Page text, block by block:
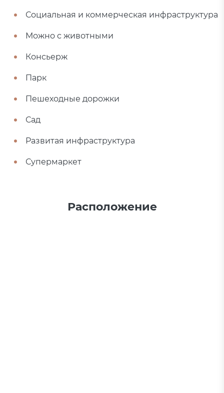
Социальная и коммерческая инфраструктура
Можно с животными
Консьерж
Парк
Пешеходные дорожки
Сад
Развитая инфраструктура
Супермаркет
Расположение